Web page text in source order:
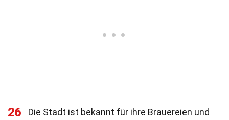
26
Die Stadt ist bekannt für ihre Brauereien und